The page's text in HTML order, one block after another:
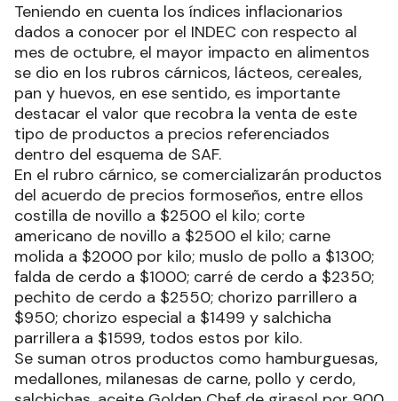
Teniendo en cuenta los índices inflacionarios
dados a conocer por el INDEC con respecto al
mes de octubre, el mayor impacto en alimentos
se dio en los rubros cárnicos, lácteos, cereales,
pan y huevos, en ese sentido, es importante
destacar el valor que recobra la venta de este
tipo de productos a precios referenciados
dentro del esquema de SAF.
En el rubro cárnico, se comercializarán productos
del acuerdo de precios formoseños, entre ellos
costilla de novillo a $2500 el kilo; corte
americano de novillo a $2500 el kilo; carne
molida a $2000 por kilo; muslo de pollo a $1300;
falda de cerdo a $1000; carré de cerdo a $2350;
pechito de cerdo a $2550; chorizo parrillero a
$950; chorizo especial a $1499 y salchicha
parrillera a $1599, todos estos por kilo.
Se suman otros productos como hamburguesas,
medallones, milanesas de carne, pollo y cerdo,